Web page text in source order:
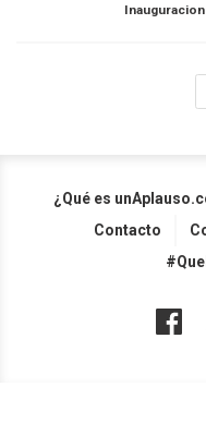
¿Qué es
Contacto